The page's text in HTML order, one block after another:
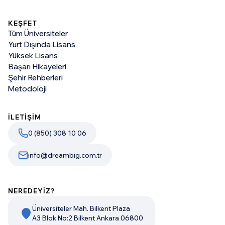
KEŞFET
Tüm Üniversiteler
Yurt Dışında Lisans
Yüksek Lisans
Başarı Hikayeleri
Şehir Rehberleri
Metodoloji
İLETİŞİM
0 (850) 308 10 06
info@dreambig.com.tr
NEREDEYİZ?
Üniversiteler Mah. Bilkent Plaza
A3 Blok No:2 Bilkent Ankara 06800